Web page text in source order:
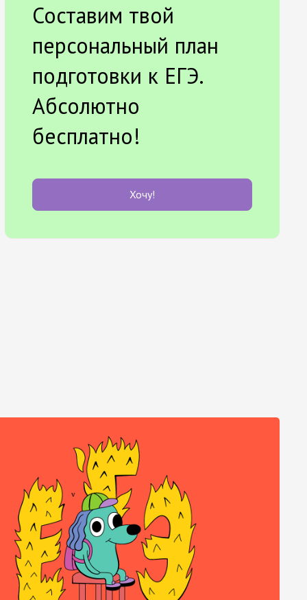
Составим твой
персональный план
подготовки к ЕГЭ.
Абсолютно
бесплатно!
Хочу!